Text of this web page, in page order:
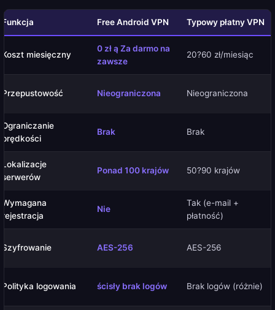
Funkcja Free Android VPN Typowy płatny VPN
Koszt miesięczny
0 zł ą Za darmo na
zawsze
20?60 zł/miesiąc
Przepustowość Nieograniczona Nieograniczona
Ograniczanie
prędkości
Brak Brak
Lokalizacje
serwerów
Ponad 100 krajów 50?90 krajów
Wymagana
rejestracja
Nie
Tak (e-mail +
płatność)
Szyfrowanie AES-256 AES-256
Polityka logowania ścisły brak logów Brak logów (różnie)